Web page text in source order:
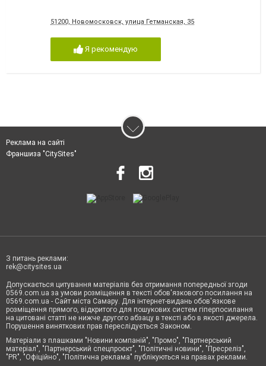
51200, Новомосковск, улица Гетманская, 35
Я рекомендую
Реклама на сайті
Франшиза "CitySites"
З питань реклами:
rek@citysites.ua
Допускається цитування матеріалів без отримання попередньої згоди
0569.com.ua за умови розміщення в тексті обов'язкового посилання на
0569.com.ua - Сайт міста Самару. Для інтернет-видань обов'язкове
розміщення прямого, відкритого для пошукових систем гіперпосилання
на цитовані статті не нижче другого абзацу в тексті або в якості джерела.
Порушення виняткових прав переслідується Законом.
Матеріали з плашками "Новини компаній", "Промо", "Партнерський
матеріал", "Партнерський спецпроєкт", "Політичні новини", "Пресреліз",
"PR", "Офіційно", "Політична реклама" публікуються на правах реклами.